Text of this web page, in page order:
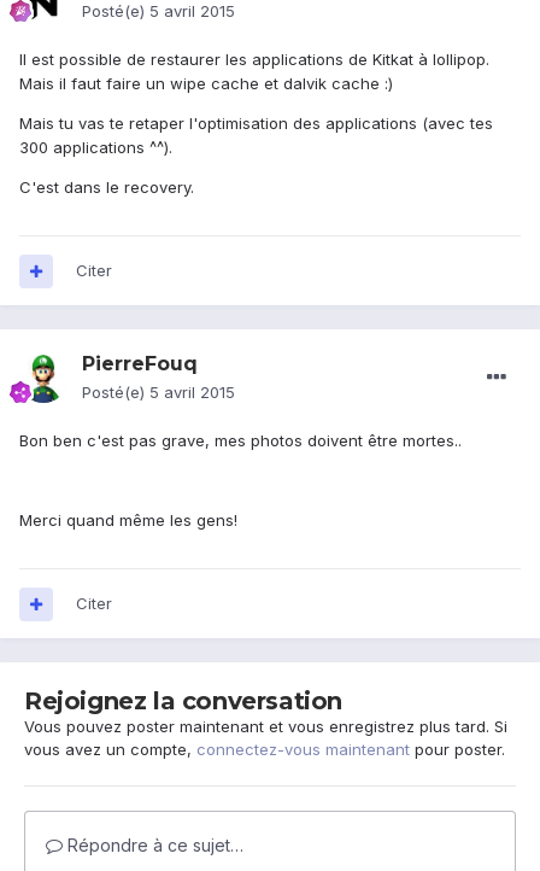
Posté(e) 5 avril 2015
Il est possible de restaurer les applications de Kitkat à lollipop.
Mais il faut faire un wipe cache et dalvik cache :)
Mais tu vas te retaper l'optimisation des applications (avec tes
300 applications ^^).
C'est dans le recovery.
Citer
PierreFouq
Posté(e) 5 avril 2015
Bon ben c'est pas grave, mes photos doivent être mortes..
Merci quand même les gens!
Citer
Rejoignez la conversation
Vous pouvez poster maintenant et vous enregistrez plus tard. Si
vous avez un compte, connectez-vous maintenant pour poster.
Répondre à ce sujet…